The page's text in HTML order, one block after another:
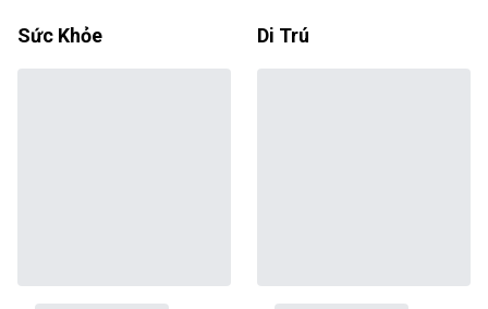
Sức Khỏe Di Trú